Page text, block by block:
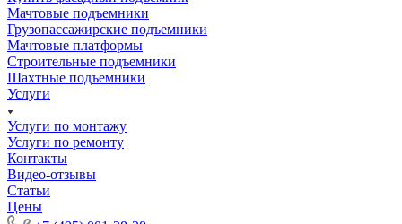
Мачтовые подъемники
Грузопассажирские подъемники
Мачтовые платформы
Строительные подъемники
Шахтные подъемники
Услуги
Услуги по монтажу
Услуги по ремонту
Контакты
Видео-отзывы
Статьи
Цены